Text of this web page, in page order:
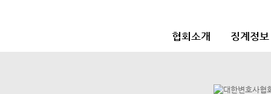
협회소개 징계정